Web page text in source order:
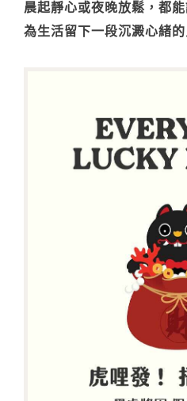
晨起靜心或夜晚放鬆，都
為生活留下一段沉澱心緒的